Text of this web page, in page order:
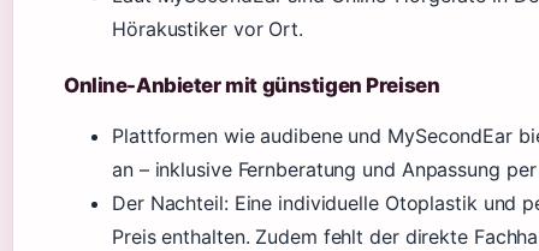
Hörakustiker vor Ort.
Online-Anbieter mit günstigen Preisen
Plattformen wie audibene und MySecondEar
an – inklusive Fernberatung und Anpassung
Der Nachteil: Eine individuelle Otoplastik und
Preis enthalten. Zudem fehlt der direkte